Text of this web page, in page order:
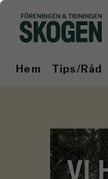
Hem Tips/Råd